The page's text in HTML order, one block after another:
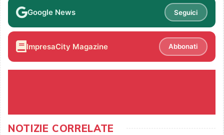
Google News Seguici
ImpresaCity Magazine Abbonati
NOTIZIE CORRELATE